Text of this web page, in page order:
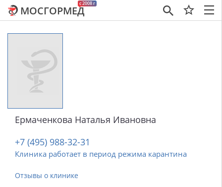
×
c 2008 г
МОСГОРМЕД
Ермаченкова Наталья Ивановна
+7 (495) 988-32-31
Клиника работает в период режима карантина
Отзывы о клинике